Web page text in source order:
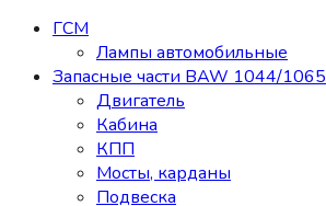
ГСМ
Лампы автомобильные
Запасные части BAW 1044/1065
Двигатель
Кабина
КПП
Мосты, карданы
Подвеска